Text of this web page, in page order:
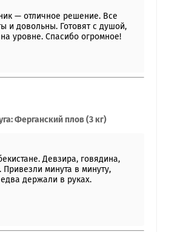
— отличное решение. Все
и довольны. Готовят с душой,
уровне. Спасибо огромное!
Ферганский плов (3 кг)
Девзира, говядина,
Привезли минута в минуту,
держали в руках.